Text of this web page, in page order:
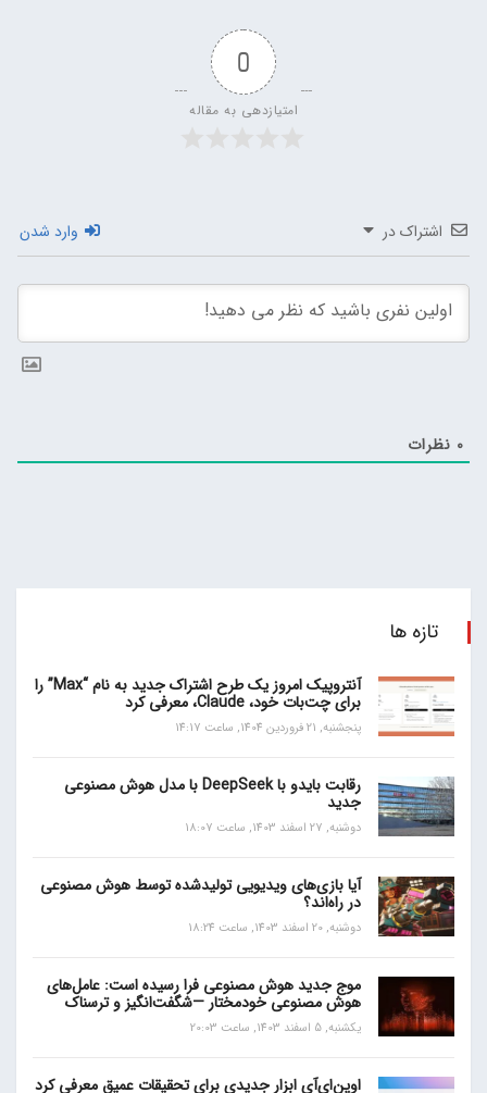
0
امتیازدهی به مقاله
اشتراک در وارد شدن
0 نظرات
تازه ها
آنتروپیک امروز یک طرح اشتراک جدید به نام “Max” را
برای چت‌بات خود، Claude، معرفی کرد
پنجشنبه, 21 فروردین 1404, ساعت 14:17
رقابت بایدو با DeepSeek با مدل هوش مصنوعی
جدید
دوشنبه, 27 اسفند 1403, ساعت 18:07
آیا بازی‌های ویدیویی تولیدشده توسط هوش مصنوعی
در راه‌اند؟
دوشنبه, 20 اسفند 1403, ساعت 18:24
موج جدید هوش مصنوعی فرا رسیده است: عامل‌های
هوش مصنوعی خودمختار —شگفت‌انگیز و ترسناک
یکشنبه, 5 اسفند 1403, ساعت 20:03
اوپن‌ای‌آی ابزار جدیدی برای تحقیقات عمیق معرفی کرد